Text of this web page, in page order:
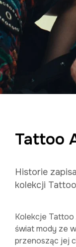
Tattoo
Historie
kolekcji
Kolekcje Tattoo
świat mody ze
przenosząc jej